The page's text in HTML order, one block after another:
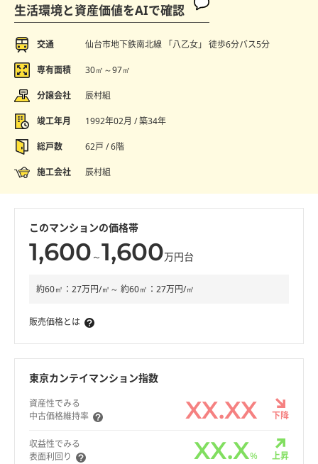
生活環境と資産価値をAIで確認
交通 仙台市地下鉄南北線 「八乙女」 徒歩6分バス5分
専有面積 30㎡～97㎡
分譲会社 辰村組
竣工年月 1992年02月 / 築34年
総戸数 62戸 / 6階
施工会社 辰村組
このマンションの価格帯
1,600 ～1,600万円台
約60㎡：27万円/㎡～ 約60㎡：27万円/㎡
販売価格とは
東京カンテイマンション指数
資産性でみる
中古価格維持率
XX.XX 下降
収益性でみる
表面利回り
XX.X% 上昇